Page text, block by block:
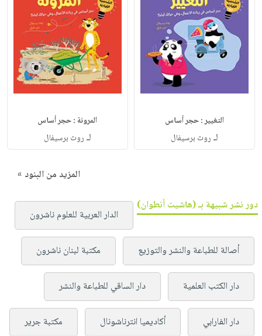
التغيير : حجر أساس
لـ روث برسيفال
المرونة : حجر أساس
لـ روث برسيفال
المزيد من البنود »
دور نشر شبيهة بـ (هاشيت أنطوان)
الدار العربية للعلوم ناشرون
أصالة للطباعة والنشر والتوزيع مكتبة لبنان ناشرون
دار الكتب العلمية دار الساقي للطباعة والنشر
دار الفارابي أكاديميا انترناشونال مكتبة جرير